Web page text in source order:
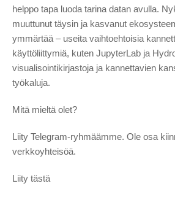
helppo tapa luoda tarina datan avulla.
muuttunut täysin ja kasvanut
ymmärtää – useita vaihtoehtoisia
käyttöliittymiä, kuten JupyterLab ja
visualisointikirjastoja ja kannettavien
työkaluja.
Mitä mieltä olet?
Liity Telegram-ryhmäämme. Ole osa
verkkoyhteisöä.
Liity tästä